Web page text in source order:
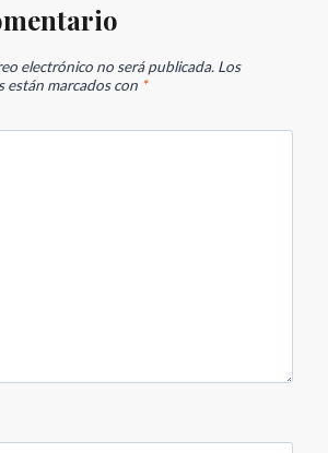
electrónico no será publicada. Los
están marcados con *